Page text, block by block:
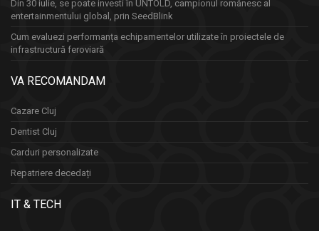
Din 30 iulie, se poate investi în UNTOLD, campionul românesc al
entertainmentului global, prin SeedBlink
Cum evaluezi performanța echipamentelor utilizate în proiectele de
infrastructură feroviară
VA RECOMANDAM
Cazare Cluj
Dentist Cluj
Carduri personalizate
Repatriere decedați
IT & TECH